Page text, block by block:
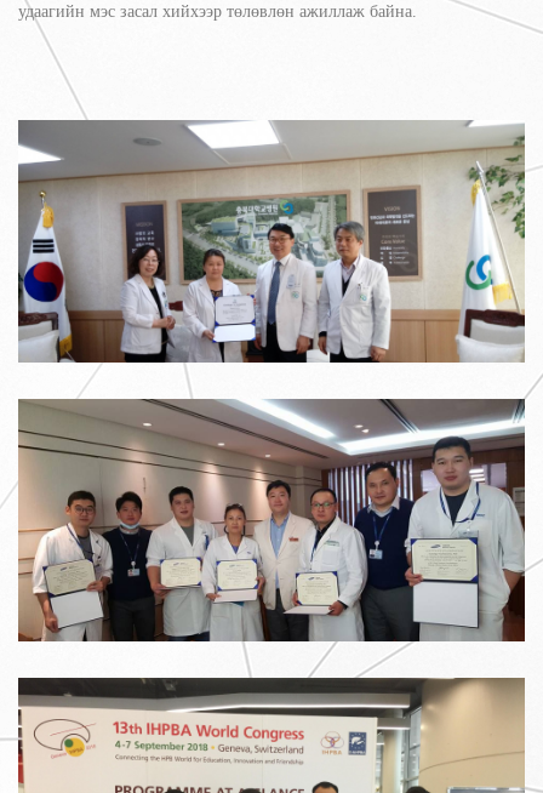
удаагийн мэс засал хийхээр төлөвлөн ажиллаж байна.